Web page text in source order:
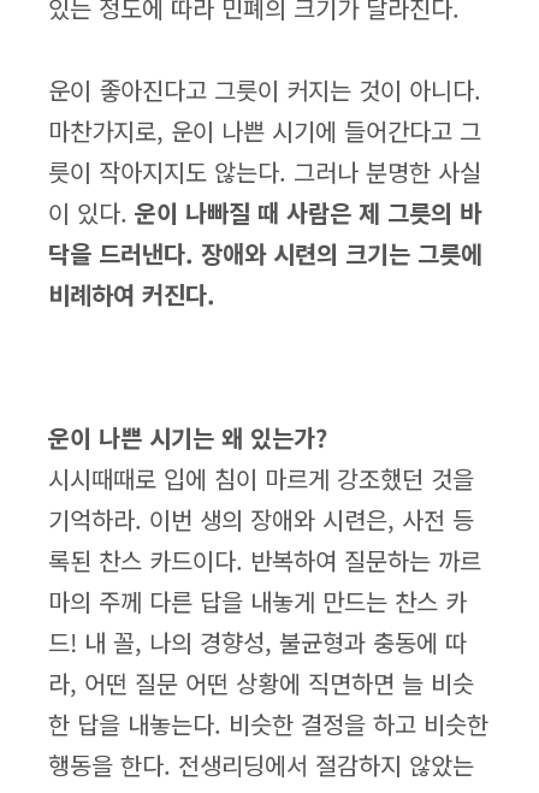
있는 정도에 따라 민폐의 크기가 달라진다.
운이 좋아진다고 그릇이 커지는 것이 아니다.
마찬가지로, 운이 나쁜 시기에 들어간다고 그
릇이 작아지지도 않는다. 그러나 분명한 사실
이 있다. 운이 나빠질 때 사람은 제 그릇의 바
닥을 드러낸다. 장애와 시련의 크기는 그릇에
비례하여 커진다.
운이 나쁜 시기는 왜 있는가?
시시때때로 입에 침이 마르게 강조했던 것을
기억하라. 이번 생의 장애와 시련은, 사전 등
록된 찬스 카드이다. 반복하여 질문하는 까르
마의 주께 다른 답을 내놓게 만드는 찬스 카
드! 내 꼴, 나의 경향성, 불균형과 충동에 따
라, 어떤 질문 어떤 상황에 직면하면 늘 비슷
한 답을 내놓는다. 비슷한 결정을 하고 비슷한
행동을 한다. 전생리딩에서 절감하지 않았는